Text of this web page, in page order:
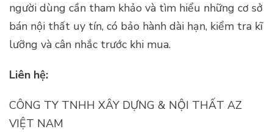
người dùng cần tham khảo và tìm hiểu những cơ sở
bán nội thất uy tín, có bảo hành dài hạn, kiểm tra kĩ
lưỡng và cân nhắc trước khi mua.
Liên hệ:
CÔNG TY TNHH XÂY DỰNG & NỘI THẤT AZ
VIỆT NAM